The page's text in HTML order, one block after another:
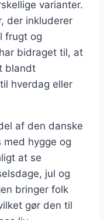
varianter.
der inkluderer
frugt og
bidraget til, at
blandt
hverdag eller
af den danske
hygge og
at se
jul og
bringer folk
gør den til